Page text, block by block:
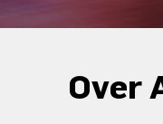
Over